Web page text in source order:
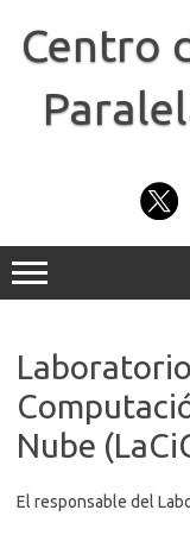
content
Centro
Nube
El responsable del